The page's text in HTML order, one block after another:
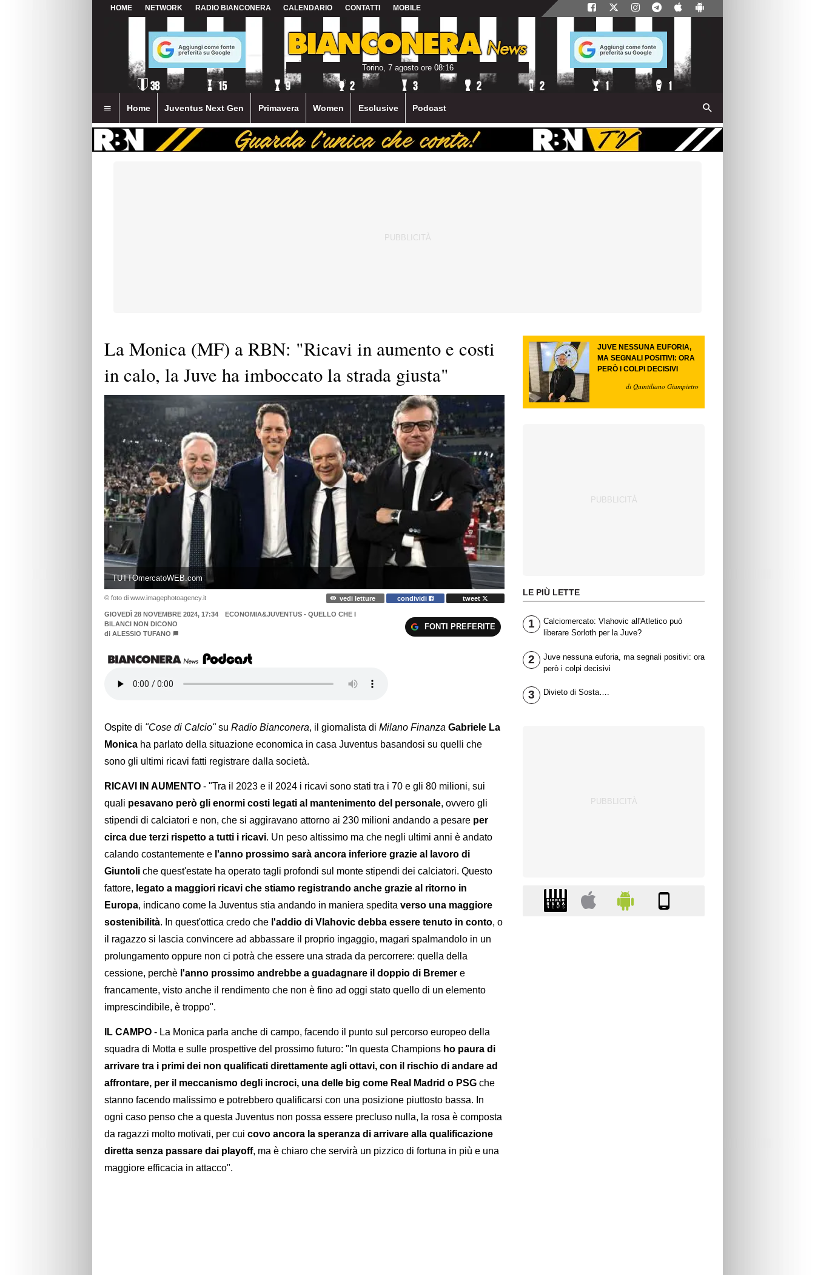
HOME NETWORK RADIO BIANCONERA CALENDARIO CONTATTI MOBILE
Torino, 7 agosto ore 08:16
Home Juventus Next Gen Primavera Women Esclusive Podcast
La Monica (MF) a RBN: "Ricavi in aumento e costi
in calo, la Juve ha imboccato la strada giusta"
TUTTOmercatoWEB.com
© foto di www.imagephotoagency.it vedi letture condividi tweet
GIOVEDÌ 28 NOVEMBRE 2024, 17:34
ECONOMIA&JUVENTUS - QUELLO CHE I
BILANCI NON DICONO
di ALESSIO TUFANO
FONTI PREFERITE
Ospite di "Cose di Calcio"su Radio Bianconera, il giornalista di Milano Finanza Gabriele La
Monica ha parlato della situazione economica in casa Juventus basandosi su quelli che
sono gli ultimi ricavi fatti registrare dalla società.
RICAVI IN AUMENTO - "Tra il 2023 e il 2024 i ricavi sono stati tra i 70 e gli 80 milioni, sui
quali pesavano però gli enormi costi legati al mantenimento del personale, ovvero gli
stipendi di calciatori e non, che si aggiravano attorno ai 230 milioni andando a pesare per
circa due terzi rispetto a tutti i ricavi. Un peso altissimo ma che negli ultimi anni è andato
calando costantemente e l'anno prossimo sarà ancora inferiore grazie al lavoro di
Giuntoli che quest'estate ha operato tagli profondi sul monte stipendi dei calciatori. Questo
fattore, legato a maggiori ricavi che stiamo registrando anche grazie al ritorno in
Europa, indicano come la Juventus stia andando in maniera spedita verso una maggiore
sostenibilità. In quest'ottica credo che l'addio di Vlahovic debba essere tenuto in conto, o
il ragazzo si lascia convincere ad abbassare il proprio ingaggio, magari spalmandolo in un
prolungamento oppure non ci potrà che essere una strada da percorrere: quella della
cessione, perchè l'anno prossimo andrebbe a guadagnare il doppio di Bremer e
francamente, visto anche il rendimento che non è fino ad oggi stato quello di un elemento
imprescindibile, è troppo".
IL CAMPO - La Monica parla anche di campo, facendo il punto sul percorso europeo della
squadra di Motta e sulle prospettive del prossimo futuro: "In questa Champions ho paura di
arrivare tra i primi dei non qualificati direttamente agli ottavi, con il rischio di andare ad
affrontare, per il meccanismo degli incroci, una delle big come Real Madrid o PSG che
stanno facendo malissimo e potrebbero qualificarsi con una posizione piuttosto bassa. In
ogni caso penso che a questa Juventus non possa essere precluso nulla, la rosa è composta
da ragazzi molto motivati, per cui covo ancora la speranza di arrivare alla qualificazione
diretta senza passare dai playoff, ma è chiaro che servirà un pizzico di fortuna in più e una
maggiore efficacia in attacco".
JUVE NESSUNA EUFORIA,
MA SEGNALI POSITIVI: ORA
PERÒ I COLPI DECISIVI
di Quintiliano Giampietro
LE PIÙ LETTE
1
Calciomercato: Vlahovic all'Atletico può
liberare Sorloth per la Juve?
2
Juve nessuna euforia, ma segnali positivi: ora
però i colpi decisivi
3 Divieto di Sosta….